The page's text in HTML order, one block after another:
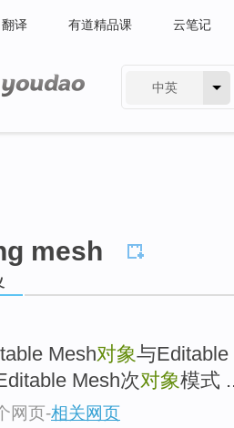
翻译 有道精品课 云笔记
中英
mesh
Mesh对象与Editable
Mesh次对象模式
网页-相关网页